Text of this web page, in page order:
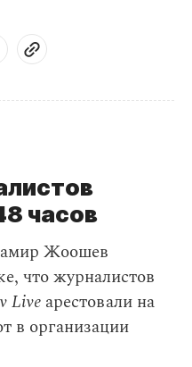
часов
Жоошев
что журналистов
Live арестовали на
в организации